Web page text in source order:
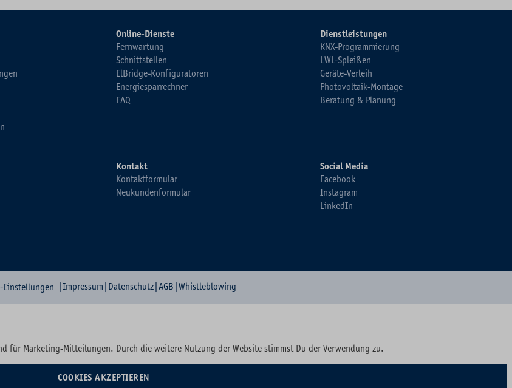
Online-Dienste
Fernwartung
Schnittstellen
ElBridge-Konfiguratoren
Energiesparrechner
FAQ
Dienstleistungen
KNX-Programmierung
LWL-Spleißen
Geräte-Verleih
Photovoltaik-Montage
Beratung & Planung
Kontakt
Kontaktformular
Neukundenformular
Social Media
Facebook
Instagram
LinkedIn
Einstellungen Impressum Datenschutz AGB Whistleblowing
für Marketing-Mitteilungen. Durch die weitere Nutzung der Website stimmst Du der Verwendung zu.
COOKIES AKZEPTIEREN